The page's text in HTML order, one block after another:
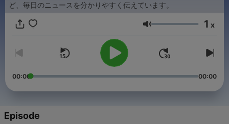
ど、毎日のニュースを分かりやすく伝えています。
Volume 1 x
00:00 00:00
Episode